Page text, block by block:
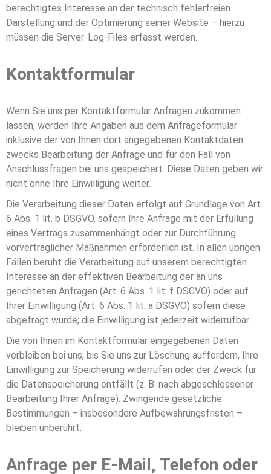
berechtigtes Interesse an der technisch fehlerfreien
Darstellung und der Optimierung seiner Website – hierzu
müssen die Server-Log-Files erfasst werden.
Kontaktformular
Wenn Sie uns per Kontaktformular Anfragen zukommen
lassen, werden Ihre Angaben aus dem Anfrageformular
inklusive der von Ihnen dort angegebenen Kontaktdaten
zwecks Bearbeitung der Anfrage und für den Fall von
Anschlussfragen bei uns gespeichert. Diese Daten geben wir
nicht ohne Ihre Einwilligung weiter.
Die Verarbeitung dieser Daten erfolgt auf Grundlage von Art.
6 Abs. 1 lit. b DSGVO, sofern Ihre Anfrage mit der Erfüllung
eines Vertrags zusammenhängt oder zur Durchführung
vorvertraglicher Maßnahmen erforderlich ist. In allen übrigen
Fällen beruht die Verarbeitung auf unserem berechtigten
Interesse an der effektiven Bearbeitung der an uns
gerichteten Anfragen (Art. 6 Abs. 1 lit. f DSGVO) oder auf
Ihrer Einwilligung (Art. 6 Abs. 1 lit. a DSGVO) sofern diese
abgefragt wurde; die Einwilligung ist jederzeit widerrufbar.
Die von Ihnen im Kontaktformular eingegebenen Daten
verbleiben bei uns, bis Sie uns zur Löschung auffordern, Ihre
Einwilligung zur Speicherung widerrufen oder der Zweck für
die Datenspeicherung entfällt (z. B. nach abgeschlossener
Bearbeitung Ihrer Anfrage). Zwingende gesetzliche
Bestimmungen – insbesondere Aufbewahrungsfristen –
bleiben unberührt.
Anfrage per E-Mail, Telefon oder